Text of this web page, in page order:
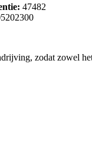
47482
zodat zowel